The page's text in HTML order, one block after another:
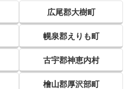
広尾郡大樹町
幌泉郡えりも町
古宇郡神恵内村
檜山郡厚沢部町